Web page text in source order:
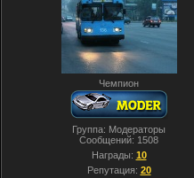
Чемпион
Группа: Модераторы
Сообщений: 1508
Награды: 10
Репутация: 20